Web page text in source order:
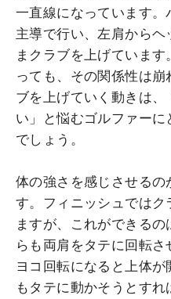
一直線になっています
主導で行い、左肩からヘ
まクラブを上げていま
っても、その関係性は
ブを上げていく動きは
い」と悩むゴルファーに
でしょう。
体の強さを感じさせる
す。フィニッシュでは
ますが、これができる
らも両肩をタテに回転
ヨコ回転になると上体
もタテに動かそうとす